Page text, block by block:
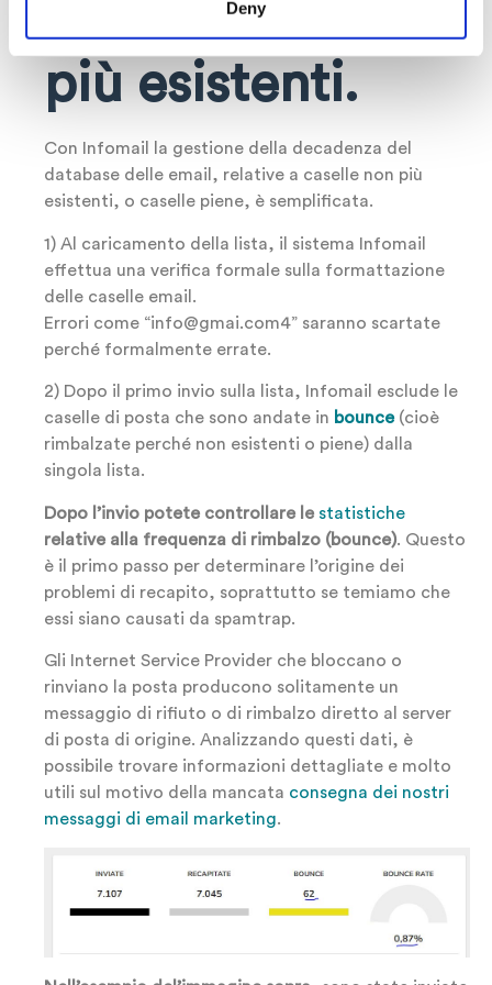
Deny
caselle email non
più esistenti.
Con Infomail la gestione della decadenza del
database delle email, relative a caselle non più
esistenti, o caselle piene, è semplificata.
1) Al caricamento della lista, il sistema Infomail
effettua una verifica formale sulla formattazione
delle caselle email.
Errori come “info@gmai.com4” saranno scartate
perché formalmente errate.
2) Dopo il primo invio sulla lista, Infomail esclude le
caselle di posta che sono andate in bounce (cioè
rimbalzate perché non esistenti o piene) dalla
singola lista.
Dopo l’invio potete controllare le statistiche
relative alla frequenza di rimbalzo (bounce). Questo
è il primo passo per determinare l’origine dei
problemi di recapito, soprattutto se temiamo che
essi siano causati da spamtrap.
Gli Internet Service Provider che bloccano o
rinviano la posta producono solitamente un
messaggio di rifiuto o di rimbalzo diretto al server
di posta di origine. Analizzando questi dati, è
possibile trovare informazioni dettagliate e molto
utili sul motivo della mancata consegna dei nostri
messaggi di email marketing.